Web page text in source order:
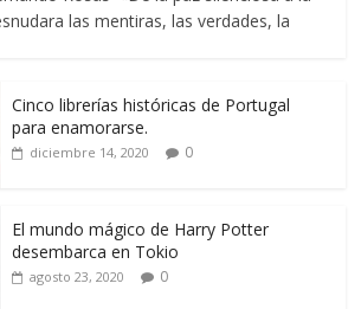
las mentiras, las verdades, la
Cinco librerías históricas de Portugal
para enamorarse.
diciembre 14, 2020 0
El mundo mágico de Harry Potter
desembarca en Tokio
agosto 23, 2020 0